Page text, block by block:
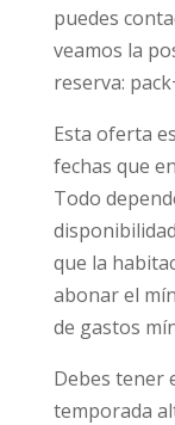
puedes
veamos la
reserva:
Esta oferta
fechas que
Todo
que la
abonar el
de gastos
Debes tener
temporada